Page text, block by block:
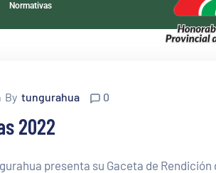
Normativas
By tungurahua 0
2022
presenta su Gaceta de Rendición